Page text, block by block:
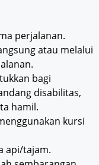
perjalanan.
atau melalui
bagi
disabilitas,
hamil.
kursi
api/tajam.